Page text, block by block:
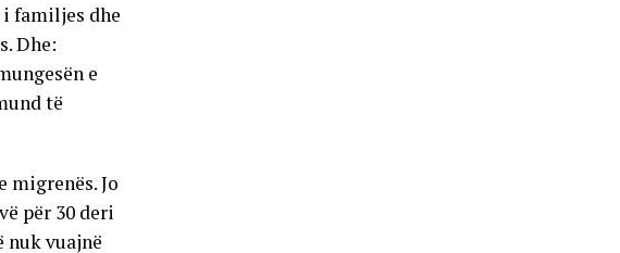
familjes dhe
Dhe:
e
të
Jo
për 30 deri
nuk vuajnë